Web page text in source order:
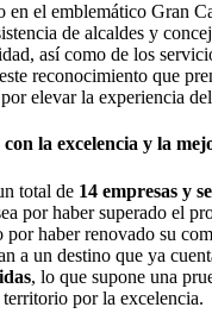
en el emblemático Gran
de alcaldes y
así como de los
reconocimiento que
elevar la experiencia
la excelencia y la
total de 14 empresas y
por haber superado el
por haber renovado su
a un destino que ya
, lo que supone una
por la excelencia.